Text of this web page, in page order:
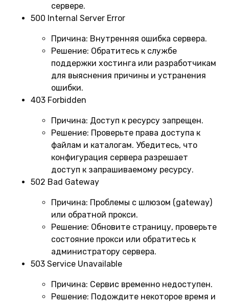
сервере.
500 Internal Server Error
Причина: Внутренняя ошибка сервера.
Решение: Обратитесь к службе
поддержки хостинга или разработчикам
для выяснения причины и устранения
ошибки.
403 Forbidden
Причина: Доступ к ресурсу запрещен.
Решение: Проверьте права доступа к
файлам и каталогам. Убедитесь, что
конфигурация сервера разрешает
доступ к запрашиваемому ресурсу.
502 Bad Gateway
Причина: Проблемы с шлюзом (gateway)
или обратной прокси.
Решение: Обновите страницу, проверьте
состояние прокси или обратитесь к
администратору сервера.
503 Service Unavailable
Причина: Сервис временно недоступен.
Решение: Подождите некоторое время и